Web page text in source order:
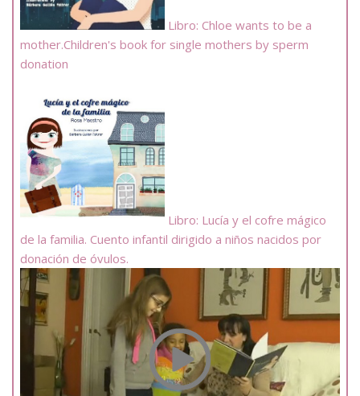
Libro: Chloe wants to be a
mother.Children's book for single mothers by sperm
donation
Libro: Lucía y el cofre mágico
de la familia. Cuento infantil dirigido a niños nacidos por
donación de óvulos.